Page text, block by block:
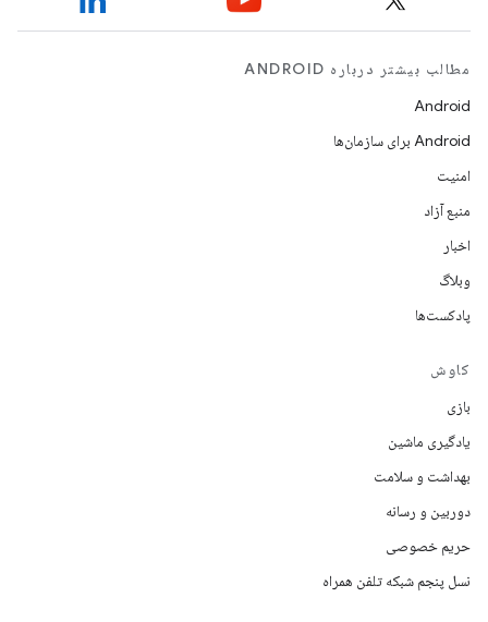
مطالب بیشتر درباره ANDROID
Android
Android برای سازمان‌ها
امنیت
منبع آزاد
اخبار
وبلاگ
پادکست‌ها
کاوش
بازی
یادگیری ماشین
بهداشت و سلامت
دوربین و رسانه
حریم خصوصی
نسل پنجم شبکه تلفن همراه